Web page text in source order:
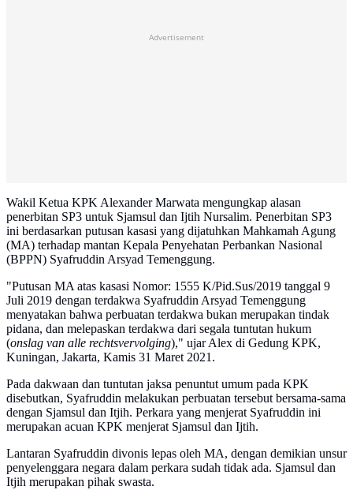
Advertisement
Wakil Ketua KPK Alexander Marwata mengungkap alasan
penerbitan SP3 untuk Sjamsul dan Ijtih Nursalim. Penerbitan SP3
ini berdasarkan putusan kasasi yang dijatuhkan Mahkamah Agung
(MA) terhadap mantan Kepala Penyehatan Perbankan Nasional
(BPPN) Syafruddin Arsyad Temenggung.
"Putusan MA atas kasasi Nomor: 1555 K/Pid.Sus/2019 tanggal 9
Juli 2019 dengan terdakwa Syafruddin Arsyad Temenggung
menyatakan bahwa perbuatan terdakwa bukan merupakan tindak
pidana, dan melepaskan terdakwa dari segala tuntutan hukum
(onslag van alle rechtsvervolging)," ujar Alex di Gedung KPK,
Kuningan, Jakarta, Kamis 31 Maret 2021.
Pada dakwaan dan tuntutan jaksa penuntut umum pada KPK
disebutkan, Syafruddin melakukan perbuatan tersebut bersama-sama
dengan Sjamsul dan Itjih. Perkara yang menjerat Syafruddin ini
merupakan acuan KPK menjerat Sjamsul dan Ijtih.
Lantaran Syafruddin divonis lepas oleh MA, dengan demikian unsur
penyelenggara negara dalam perkara sudah tidak ada. Sjamsul dan
Itjih merupakan pihak swasta.